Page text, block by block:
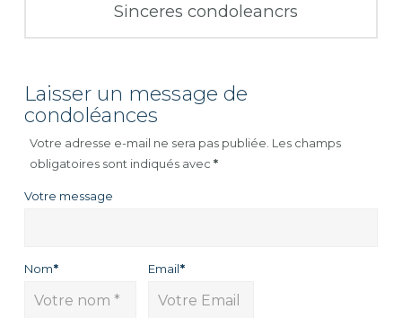
Sinceres condoleancrs
Laisser un message de
condoléances
Votre adresse e-mail ne sera pas publiée. Les champs
obligatoires sont indiqués avec*
Votre message
Nom* Email*